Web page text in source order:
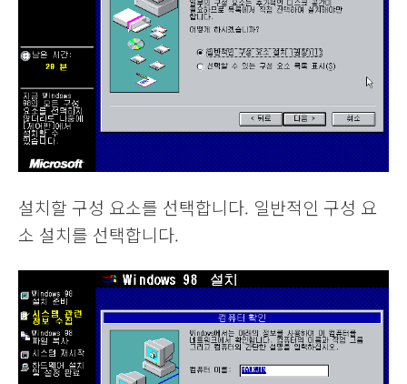
설치할 구성 요소를 선택합니다. 일반적인 구성 요
소 설치를 선택합니다.